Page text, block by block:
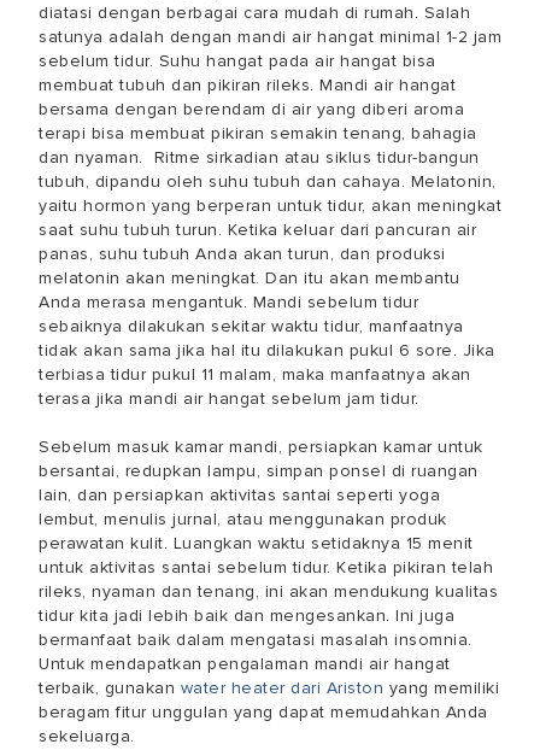
diatasi dengan berbagai cara mudah di rumah. Salah
satunya adalah dengan mandi air hangat minimal 1-2 jam
sebelum tidur. Suhu hangat pada air hangat bisa
membuat tubuh dan pikiran rileks. Mandi air hangat
bersama dengan berendam di air yang diberi aroma
terapi bisa membuat pikiran semakin tenang, bahagia
dan nyaman. Ritme sirkadian atau siklus tidur-bangun
tubuh, dipandu oleh suhu tubuh dan cahaya. Melatonin,
yaitu hormon yang berperan untuk tidur, akan meningkat
saat suhu tubuh turun. Ketika keluar dari pancuran air
panas, suhu tubuh Anda akan turun, dan produksi
melatonin akan meningkat. Dan itu akan membantu
Anda merasa mengantuk. Mandi sebelum tidur
sebaiknya dilakukan sekitar waktu tidur, manfaatnya
tidak akan sama jika hal itu dilakukan pukul 6 sore. Jika
terbiasa tidur pukul 11 malam, maka manfaatnya akan
terasa jika mandi air hangat sebelum jam tidur.
Sebelum masuk kamar mandi, persiapkan kamar untuk
bersantai, redupkan lampu, simpan ponsel di ruangan
lain, dan persiapkan aktivitas santai seperti yoga
lembut, menulis jurnal, atau menggunakan produk
perawatan kulit. Luangkan waktu setidaknya 15 menit
untuk aktivitas santai sebelum tidur. Ketika pikiran telah
rileks, nyaman dan tenang, ini akan mendukung kualitas
tidur kita jadi lebih baik dan mengesankan. Ini juga
bermanfaat baik dalam mengatasi masalah insomnia.
Untuk mendapatkan pengalaman mandi air hangat
terbaik, gunakan water heater dari Ariston yang memiliki
beragam fitur unggulan yang dapat memudahkan Anda
sekeluarga.